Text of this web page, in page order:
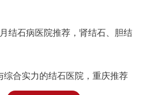
月结石病医院推荐，肾结石、胆结
综合实力的结石医院，重庆推荐